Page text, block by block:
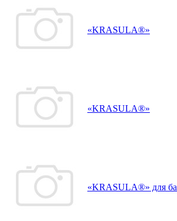
«KRASULA®»
«KRASULA®»
«KRASULA®» для